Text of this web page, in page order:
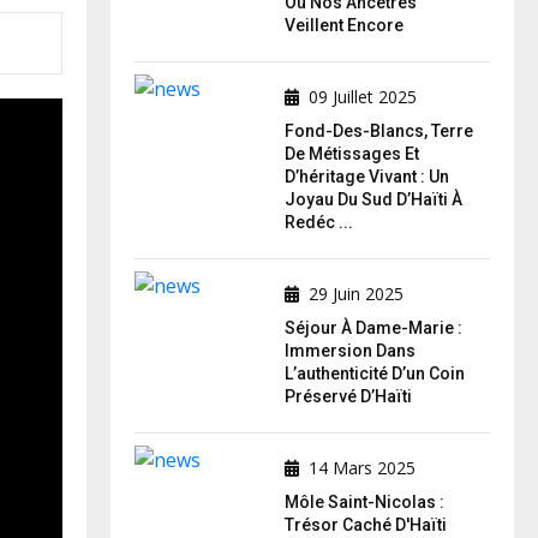
Veillent Encore
09 Juillet 2025
Fond-Des-Blancs, Terre
De Métissages Et
D’héritage Vivant : Un
Joyau Du Sud D’Haïti À
Redéc ...
29 Juin 2025
Séjour À Dame-Marie :
Immersion Dans
L’authenticité D’un Coin
Préservé D’Haïti
14 Mars 2025
Môle Saint-Nicolas :
Trésor Caché D'Haïti